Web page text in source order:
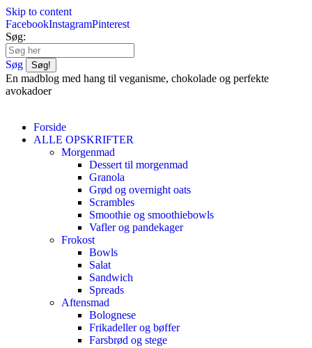
Skip to content
FacebookInstagramPinterest
Søg:
Søg
En madblog med hang til veganisme, chokolade og perfekte
avokadoer
Forside
ALLE OPSKRIFTER
Morgenmad
Dessert til morgenmad
Granola
Grød og overnight oats
Scrambles
Smoothie og smoothiebowls
Vafler og pandekager
Frokost
Bowls
Salat
Sandwich
Spreads
Aftensmad
Bolognese
Frikadeller og bøffer
Farsbrød og stege